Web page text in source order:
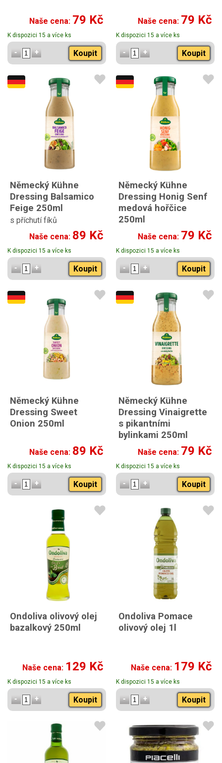
Naše cena: 79 Kč
K dispozici 15 a více ks
Koupit
Naše cena: 79 Kč
K dispozici 15 a více ks
Koupit
Německý Kühne
Dressing Balsamico
Feige 250ml
s příchutí fíků
Naše cena: 89 Kč
K dispozici 15 a více ks
Koupit
Německý Kühne
Dressing Honig Senf
medová hořčice
250ml
Naše cena: 79 Kč
K dispozici 15 a více ks
Koupit
Německý Kühne
Dressing Sweet
Onion 250ml
Naše cena: 89 Kč
K dispozici 15 a více ks
Koupit
Německý Kühne
Dressing Vinaigrette
s pikantními
bylinkami 250ml
Naše cena: 79 Kč
K dispozici 15 a více ks
Koupit
Ondoliva olivový olej
bazalkový 250ml
Naše cena: 129 Kč
K dispozici 15 a více ks
Koupit
Ondoliva Pomace
olivový olej 1l
Naše cena: 179 Kč
K dispozici 15 a více ks
Koupit